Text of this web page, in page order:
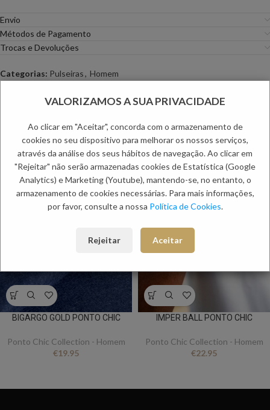
Envio
Métodos de Pagamento
Trocas e Devoluções
Categorias: Pulseiras, Homem
PRODUTOS RELACIONADOS:
BIGARGO GOLD PONTO CHIC
Ponto Chic Collection - Homem
€19.95
IMPER BALL PONTO CHIC
Ponto Chic Collection - Homem
€22.95
VALORIZAMOS A SUA PRIVACIDADE
Ao clicar em "Aceitar", concorda com o armazenamento de
cookies no seu dispositivo para melhorar os nossos serviços,
através da análise dos seus hábitos de navegação. Ao clicar em
"Rejeitar" não serão armazenadas cookies de Estatística (Google
Analytics) e Marketing (Youtube), mantendo-se, no entanto, o
armazenamento de cookies necessárias. Para mais informações,
por favor, consulte a nossa Política de Cookies.
Rejeitar Aceitar